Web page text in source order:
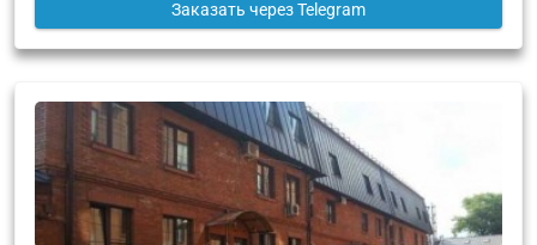
Заказать через Telegram